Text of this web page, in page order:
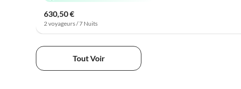
630,50 €
2 voyageurs / 7 Nuits
Tout Voir